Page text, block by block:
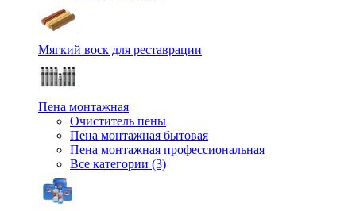
Мягкий воск для реставрации
Пена монтажная
Очиститель пены
Пена монтажная бытовая
Пена монтажная профессиональная
Все категории (3)